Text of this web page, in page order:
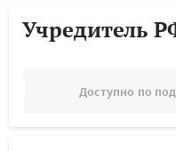
Учредитель
Доступно по